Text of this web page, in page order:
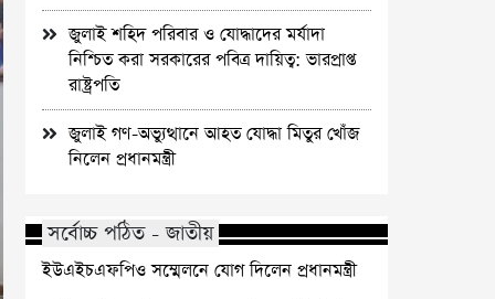
জুলাই শহিদ পরিবার ও যোদ্ধাদের মর্যাদা
নিশ্চিত করা সরকারের পবিত্র দায়িত্ব: ভারপ্রাপ্ত
রাষ্ট্রপতি
জুলাই গণ-অভ্যুত্থানে আহত যোদ্ধা মিতুর খোঁজ
নিলেন প্রধানমন্ত্রী
সর্বোচ্চ পঠিত - জাতীয়
ইউএইচএফপিও সম্মেলনে যোগ দিলেন প্রধানমন্ত্রী